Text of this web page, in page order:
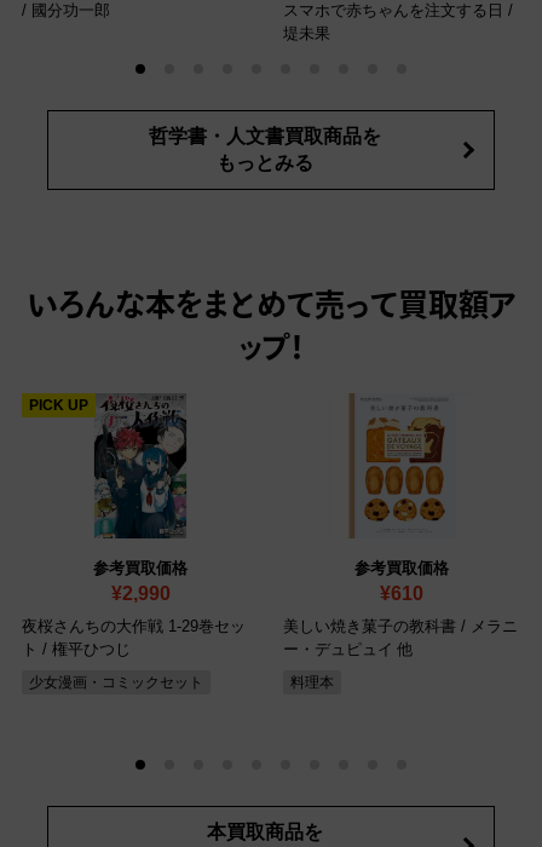
/ 國分功一郎
スマホで赤ちゃんを注文する日 /
堤未果
哲学書・人文書買取商品を
もっとみる
いろんな本をまとめて売って買取額ア
ップ！
参考買取価格
¥2,990
PICK UP
夜桜さんちの大作戦 1-29巻セッ
ト / 権平ひつじ
少女漫画・コミックセット
参考買取価格
¥610
美しい焼き菓子の教科書 / メラニ
ー・デュピュイ 他
料理本
本買取商品を